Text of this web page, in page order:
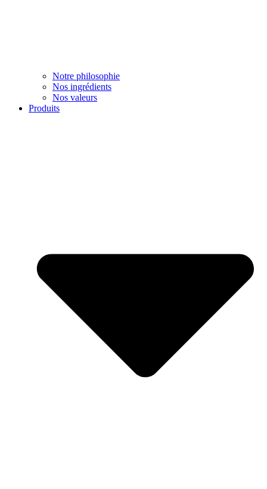
Notre philosophie
Nos ingrédients
Nos valeurs
Produits